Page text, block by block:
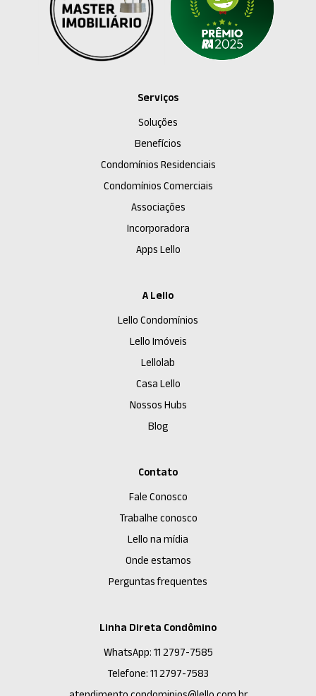
Serviços
Soluções
Benefícios
Condomínios Residenciais
Condomínios Comerciais
Associações
Incorporadora
Apps Lello
A Lello
Lello Condomínios
Lello Imóveis
Lellolab
Casa Lello
Nossos Hubs
Blog
Contato
Fale Conosco
Trabalhe conosco
Lello na mídia
Onde estamos
Perguntas frequentes
Linha Direta Condômino
WhatsApp: 11 2797-7585
Telefone: 11 2797-7583